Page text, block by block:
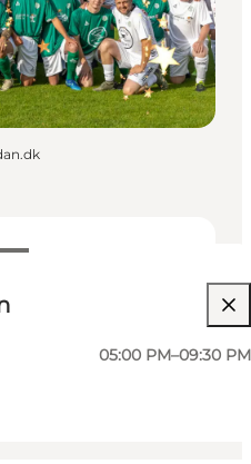
05:00 PM–09:30 PM
Mir selbst